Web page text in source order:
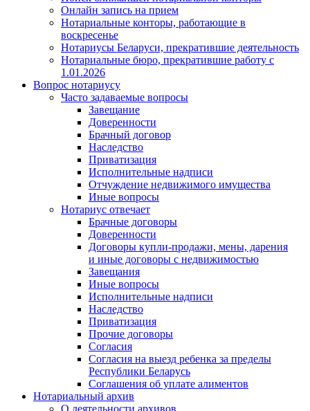
Онлайн запись на прием
Нотариальные конторы, работающие в
воскресенье
Нотариусы Беларуси, прекратившие деятельность
Нотариальные бюро, прекратившие работу с
1.01.2026
Вопрос нотариусу
Часто задаваемые вопросы
Завещание
Доверенности
Брачный договор
Наследство
Приватизация
Исполнительные надписи
Отчуждение недвижимого имущества
Иные вопросы
Нотариус отвечает
Брачные договоры
Доверенности
Договоры купли-продажи, мены, дарения
и иные договоры с недвижимостью
Завещания
Иные вопросы
Исполнительные надписи
Наследство
Приватизация
Прочие договоры
Согласия
Согласия на выезд ребенка за пределы
Республики Беларусь
Соглашения об уплате алиментов
Нотариальный архив
О деятельности архивов